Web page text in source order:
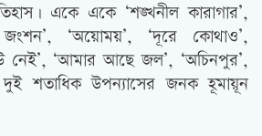
একে একে ‘শঙ্খনীল কারাগার’,
জংশন’, ‘অয়োময়’, ‘দূরে কোথাও’,
নেই’, ‘আমার আছে জল’, ‘অচিনপুর’,
দুই শতাধিক উপন্যাসের জনক হূমায়ূন